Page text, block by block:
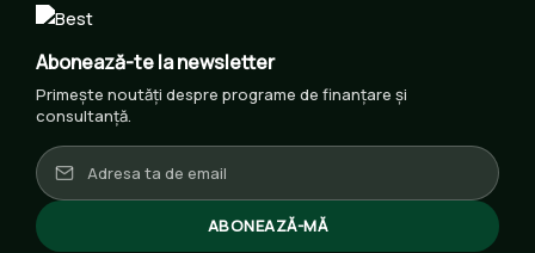
Abonează-te la newsletter
Primește noutăți despre programe de finanțare și
consultanță.
ABONEAZĂ-MĂ